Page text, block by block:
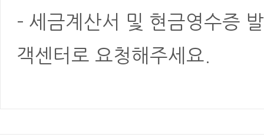
- 세금계산서 및 현금영수증
객센터로 요청해주세요.